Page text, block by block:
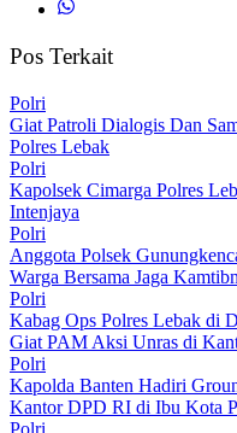
Pos Terkait
Polri
Giat Patroli Dialogis Dan
Polres Lebak
Polri
Kapolsek Cimarga Polres
Intenjaya
Polri
Anggota Polsek
Warga Bersama Jaga
Polri
Kabag Ops Polres Lebak di
Giat PAM Aksi Unras di
Polri
Kapolda Banten Hadiri
Kantor DPD RI di Ibu Kota
Polri